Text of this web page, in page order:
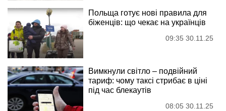
Польща готує нові правила для
біженців: що чекає на українців
09:35 30.11.25
Вимкнули світло – подвійний
тариф: чому таксі стрибає в ціні
під час блекаутів
08:05 30.11.25